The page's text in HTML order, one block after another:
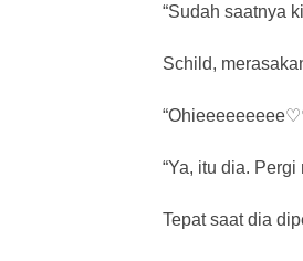
“Sudah saatnya
Schild,
“Ya, itu dia.
Tepat saat dia